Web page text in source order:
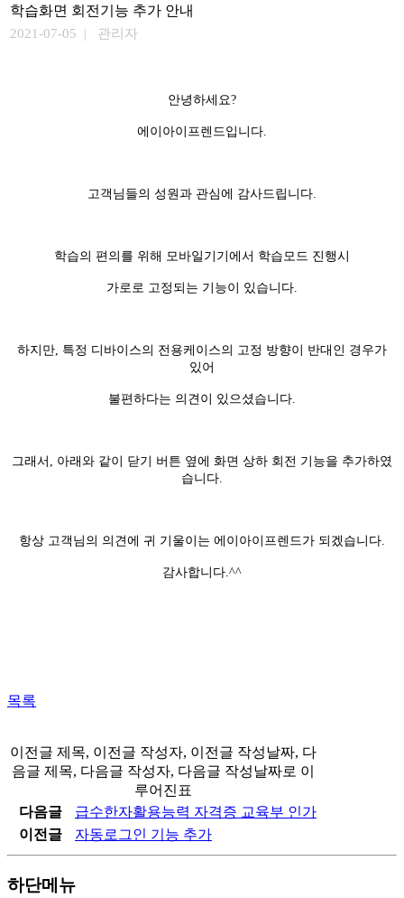
학습화면 회전기능 추가 안내
2021-07-05 | 관리자
안녕하세요?
에이아이프렌드입니다.
고객님들의 성원과 관심에 감사드립니다.
학습의 편의를 위해 모바일기기에서 학습모드 진행시
가로로 고정되는 기능이 있습니다.
하지만, 특정 디바이스의 전용케이스의 고정 방향이 반대인 경우가
있어
불편하다는 의견이 있으셨습니다.
그래서, 아래와 같이 닫기 버튼 옆에 화면 상하 회전 기능을 추가하였
습니다.
항상 고객님의 의견에 귀 기울이는 에이아이프렌드가 되겠습니다.
감사합니다.^^
목록
이전글 제목, 이전글 작성자, 이전글 작성날짜, 다
음글 제목, 다음글 작성자, 다음글 작성날짜로 이
루어진표
다음글
급수한자활용능력 자격증 교육부 인가
이전글
자동로그인 기능 추가
하단메뉴